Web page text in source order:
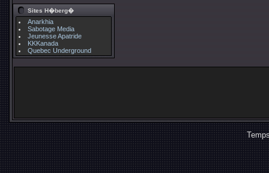
Sites H�berg�
Anarkhia
Sabotage Media
Jeunesse Apatride
KKKanada
Quebec Underground